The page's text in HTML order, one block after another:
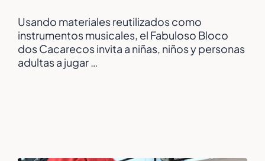
Usando materiales reutilizados como
instrumentos musicales, el Fabuloso Bloco
dos Cacarecos invita a niñas, niños y personas
adultas a jugar …